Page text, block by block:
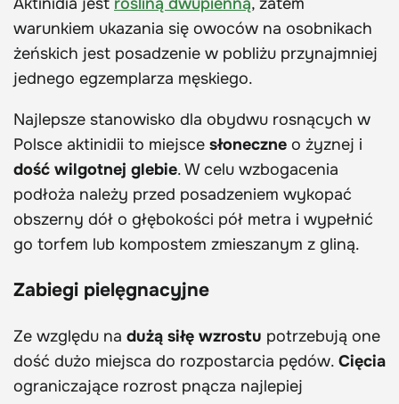
warunkiem ukazania się owoców na osobnikach
żeńskich jest posadzenie w pobliżu przynajmniej
jednego egzemplarza męskiego.
Najlepsze stanowisko dla obydwu rosnących w
Polsce aktinidii to miejsce słoneczne o żyznej i
dość wilgotnej glebie. W celu wzbogacenia
podłoża należy przed posadzeniem wykopać
obszerny dół o głębokości pół metra i wypełnić
go torfem lub kompostem zmieszanym z gliną.
Zabiegi pielęgnacyjne
Ze względu na dużą siłę wzrostu potrzebują one
dość dużo miejsca do rozpostarcia pędów. Cięcia
ograniczające rozrost pnącza najlepiej